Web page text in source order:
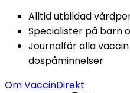
Alltid utbildad
Specialister på barn
Journalför alla
dospåminnelser
Om VaccinDirekt